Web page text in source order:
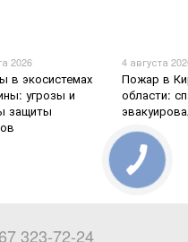
2026
в экосистемах
угрозы и
защиты
4 августа
Пожар в
области:
323-72-24